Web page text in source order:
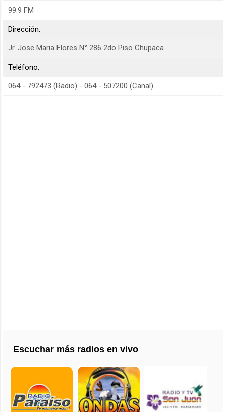
99.9 FM
Dirección:
Jr. Jose Maria Flores N° 286 2do Piso Chupaca
Teléfono:
064 - 792473 (Radio) - 064 - 507200 (Canal)
Escuchar más radios en vivo